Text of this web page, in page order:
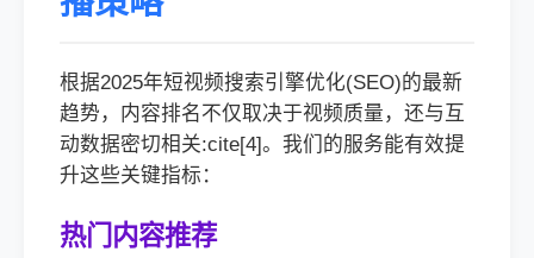
根据2025年短视频搜索引擎优化(SEO)的最新
趋势，内容排名不仅取决于视频质量，还与互
动数据密切相关:cite[4]。我们的服务能有效提
升这些关键指标：
热门内容推荐